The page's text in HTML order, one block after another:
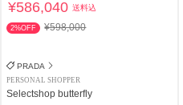
¥586,040送料込
2%OFF ¥598,000
PRADA
PERSONAL SHOPPER
Selectshop butterfly